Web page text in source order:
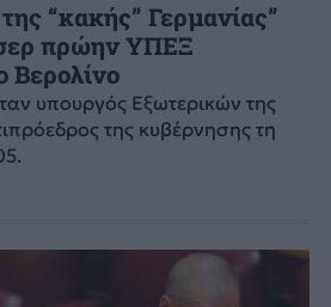
“κακής” Γερμανίας”
πρώην ΥΠΕΞ
Βερολίνο
υπουργός Εξωτερικών της
της κυβέρνησης τη